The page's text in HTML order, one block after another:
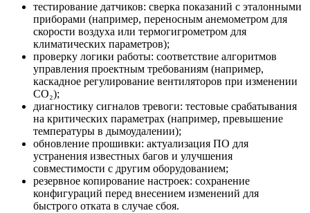
тестирование датчиков: сверка показаний с эталонными
приборами (например, переносным анемометром для
скорости воздуха или термогигрометром для
климатических параметров);
проверку логики работы: соответствие алгоритмов
управления проектным требованиям (например,
каскадное регулирование вентиляторов при изменении
CO₂);
диагностику сигналов тревоги: тестовые срабатывания
на критических параметрах (например, превышение
температуры в дымоудалении);
обновление прошивки: актуализация ПО для
устранения известных багов и улучшения
совместимости с другим оборудованием;
резервное копирование настроек: сохранение
конфигураций перед внесением изменений для
быстрого отката в случае сбоя.